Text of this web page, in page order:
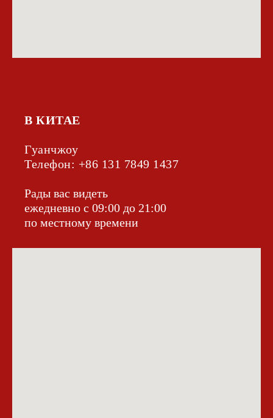
В КИТАЕ
Гуанчжоу
Телефон: +86 131 7849 1437‬
Рады вас видеть
ежедневно с 09:00 до 21:00
по местному времени